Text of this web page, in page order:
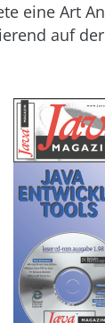
eine Art
auf der